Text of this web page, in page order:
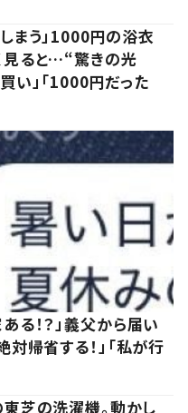
まう」1000円の浴衣
見ると…“驚きの光
い」「1000円だった
る！？」義父から届い
帰省する！」「私が行
芝の洗濯機。動かし